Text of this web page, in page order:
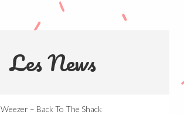
Les News
Weezer – Back To The Shack